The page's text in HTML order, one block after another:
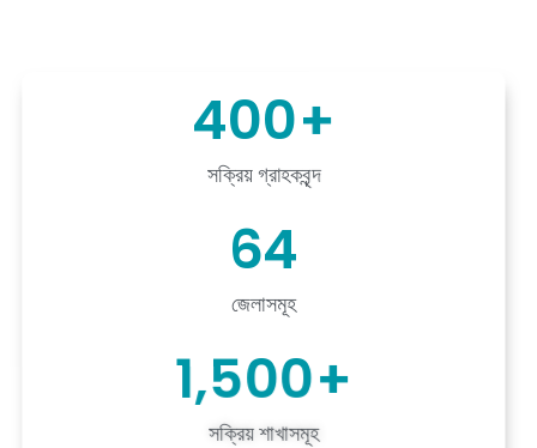
সক্রিয় গ্রাহকবৃন্দ
400+
জেলাসমূহ
64
সক্রিয় শাখাসমূহ
1,500+